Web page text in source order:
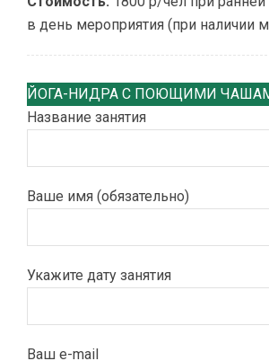
в день мероприятия (при наличии
ЙОГА-НИДРА С ПОЮЩИМИ
Название занятия
Ваше имя (обязательно)
Укажите дату занятия
Ваш e-mail